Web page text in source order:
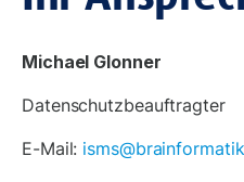
Michael Glonner
Datenschutzbeauftragter
E-Mail: